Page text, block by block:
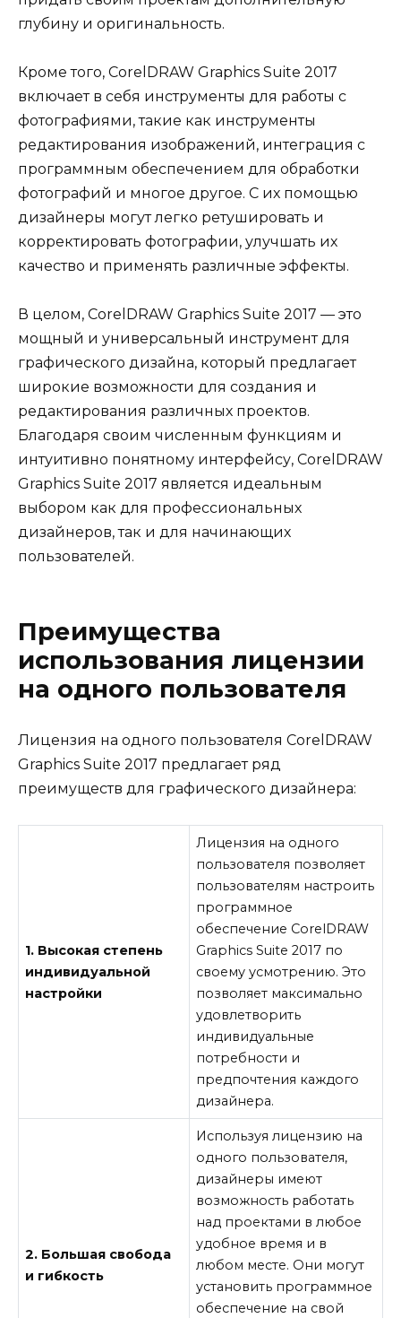
глубину и оригинальность.
Кроме того, CorelDRAW Graphics Suite 2017
включает в себя инструменты для работы с
фотографиями, такие как инструменты
редактирования изображений, интеграция с
программным обеспечением для обработки
фотографий и многое другое. С их помощью
дизайнеры могут легко ретушировать и
корректировать фотографии, улучшать их
качество и применять различные эффекты.
В целом, CorelDRAW Graphics Suite 2017 — это
мощный и универсальный инструмент для
графического дизайна, который предлагает
широкие возможности для создания и
редактирования различных проектов.
Благодаря своим численным функциям и
интуитивно понятному интерфейсу, CorelDRAW
Graphics Suite 2017 является идеальным
выбором как для профессиональных
дизайнеров, так и для начинающих
пользователей.
Преимущества
использования лицензии
на одного пользователя
Лицензия на одного пользователя CorelDRAW
Graphics Suite 2017 предлагает ряд
преимуществ для графического дизайнера:
1. Высокая степень
индивидуальной
настройки
Лицензия на одного
пользователя позволяет
пользователям настроить
программное
обеспечение CorelDRAW
Graphics Suite 2017 по
своему усмотрению. Это
позволяет максимально
удовлетворить
индивидуальные
потребности и
предпочтения каждого
дизайнера.
2. Большая свобода
и гибкость
Используя лицензию на
одного пользователя,
дизайнеры имеют
возможность работать
над проектами в любое
удобное время и в
любом месте. Они могут
установить программное
обеспечение на свой